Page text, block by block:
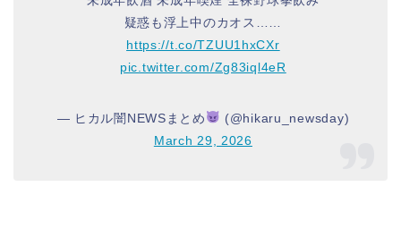
疑惑も浮上中のカオス……
https://t.co/TZUU1hxCXr
pic.twitter.com/Zg83iql4eR
— ヒカル闇NEWSまとめ
(@hikaru_newsday)
March 29, 2026